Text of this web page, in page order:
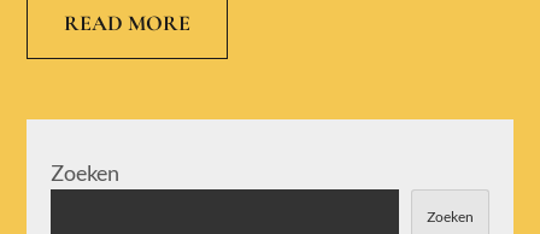
READ MORE
Zoeken
Zoeken